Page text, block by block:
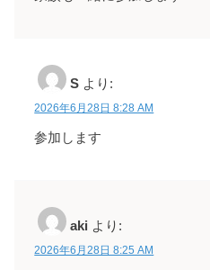
S より:
2026年6月28日 8:28 AM
参加します
aki より:
2026年6月28日 8:25 AM